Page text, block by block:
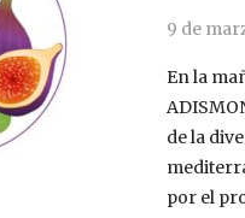
9 de
En la
de la
por el